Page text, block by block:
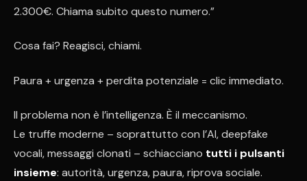
2.300€. Chiama subito questo numero.”
Cosa fai? Reagisci, chiami.
Paura + urgenza + perdita potenziale = clic immediato.
Il problema non è l’intelligenza. È il meccanismo.
Le truffe moderne – soprattutto con l’AI, deepfake
vocali, messaggi clonati – schiacciano tutti i pulsanti
insieme: autorità, urgenza, paura, riprova sociale.